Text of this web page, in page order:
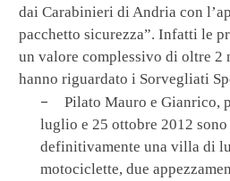
dai Carabinieri di Andria con
pacchetto sicurezza”. Infatti le
un valore complessivo di oltre 2
hanno riguardato i Sorvegliati
–
Pilato Mauro e Gianrico,
luglio e 25 ottobre 2012
definitivamente una villa di
motociclette, due